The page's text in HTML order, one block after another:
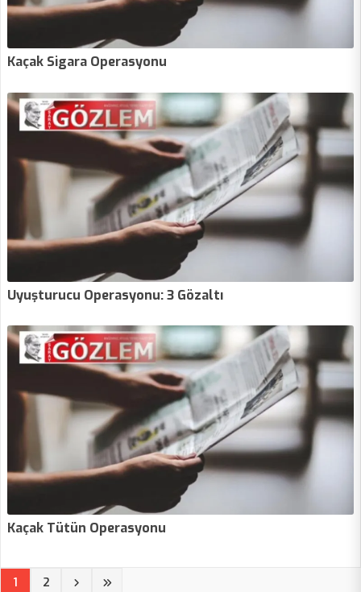
Kaçak Sigara Operasyonu
Uyuşturucu Operasyonu: 3 Gözaltı
Kaçak Tütün Operasyonu
1 (current)
2